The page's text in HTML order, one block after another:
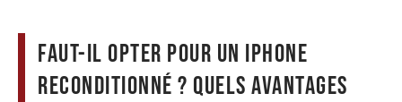
Faut-il opter pour un iPhone
reconditionné ? Quels avantages